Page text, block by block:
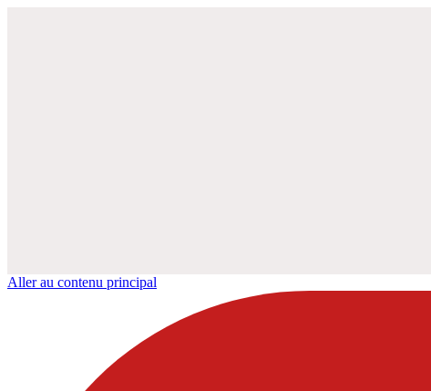
Aller au contenu principal